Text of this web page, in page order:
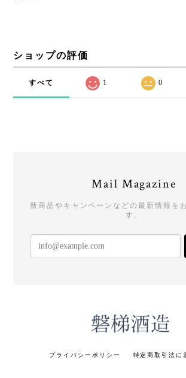
ショップの評価
すべて 1 0
Mail Magazine
新商品やキャンペーンなどの最新情報を
す。
プライバシーポリシー 特定商取引法に